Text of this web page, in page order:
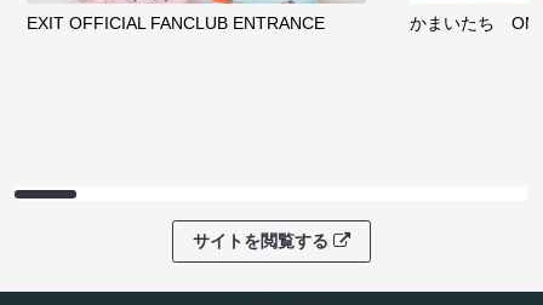
EXIT OFFICIAL FANCLUB ENTRANCE かまいたち
サイトを閲覧する